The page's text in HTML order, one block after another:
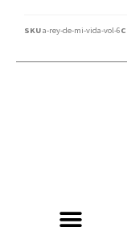
SKUa-rey-de-mi-vida-vol-6